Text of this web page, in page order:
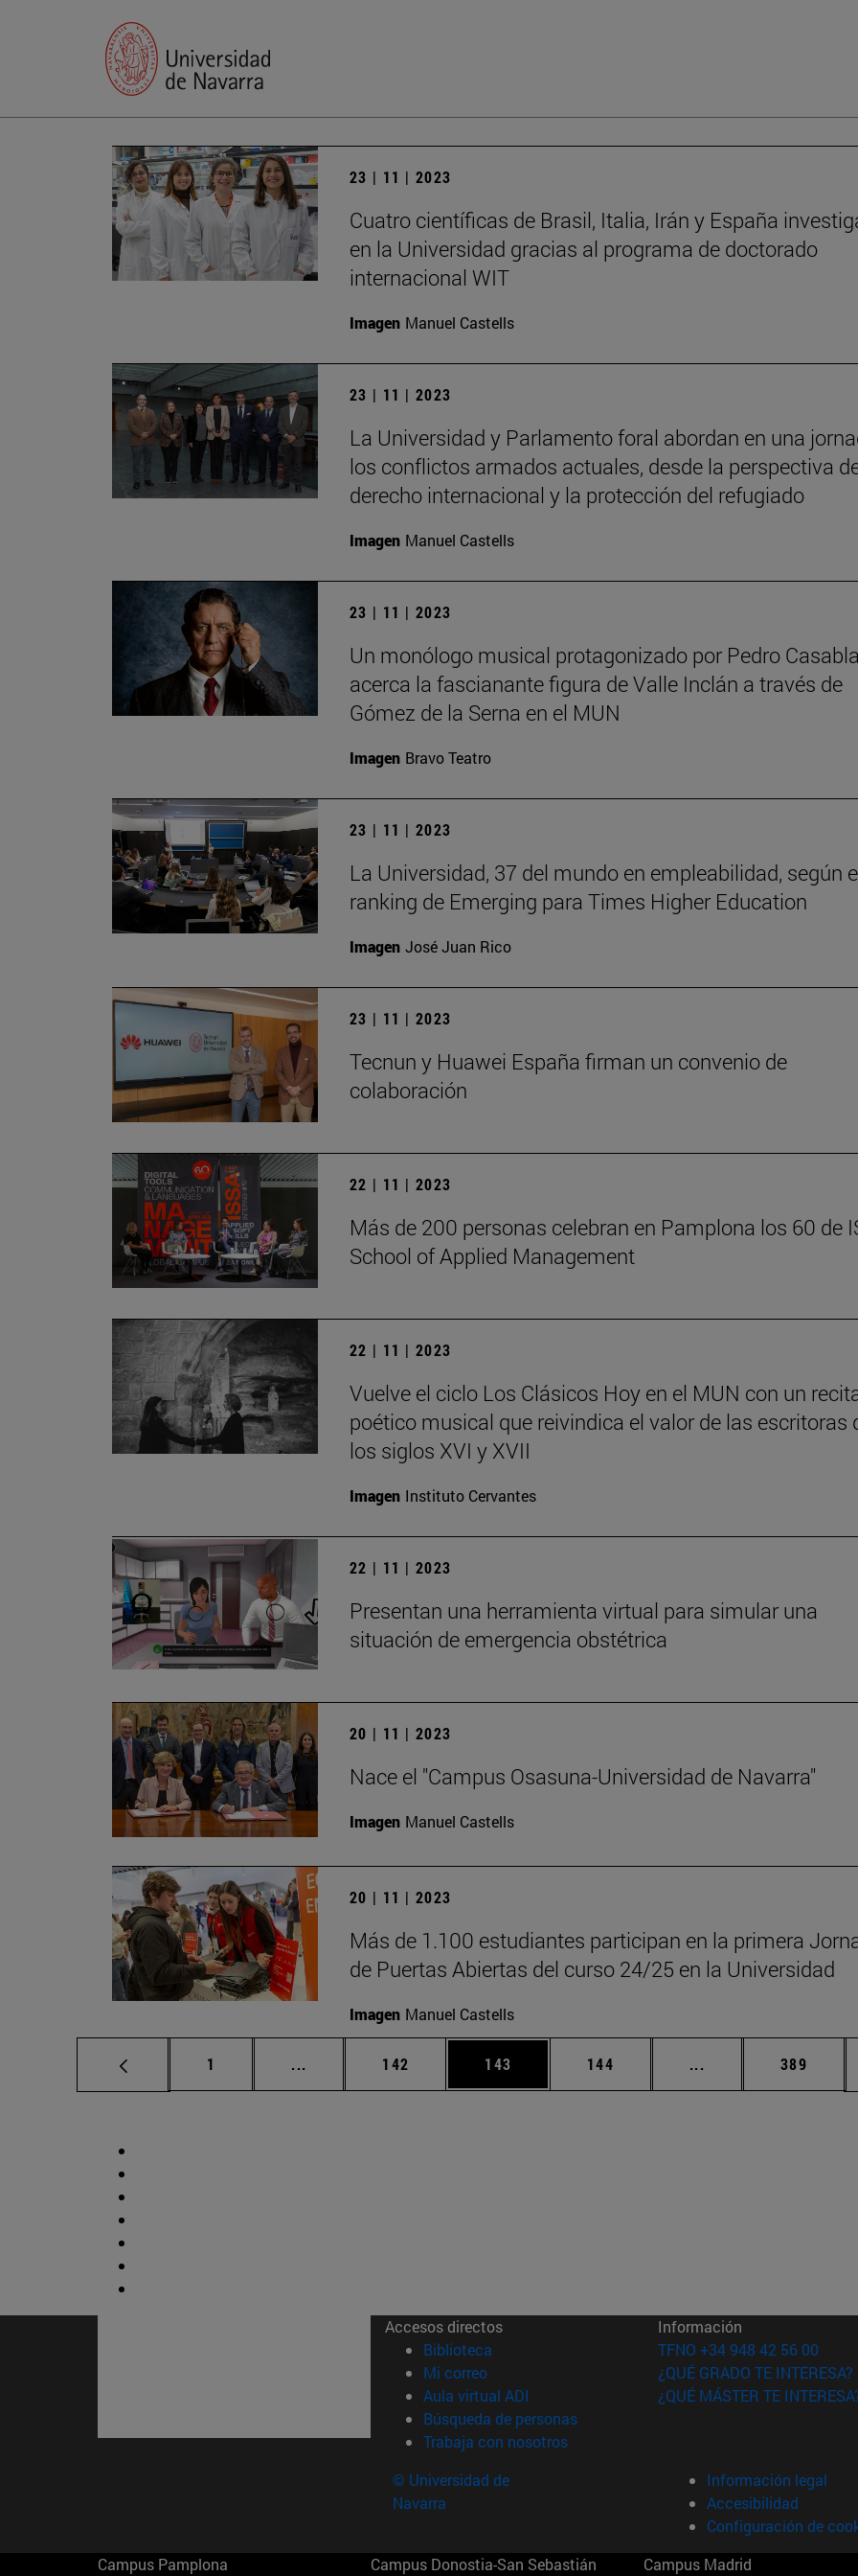
23 | 11 | 2023
Cuatro científicas de Brasil, Italia, Irán y España
en la Universidad gracias al programa de doctorado
internacional WIT
Imagen Manuel Castells
23 | 11 | 2023
La Universidad y Parlamento foral abordan en una
los conflictos armados actuales, desde la perspectiva
derecho internacional y la protección del refugiado
Imagen Manuel Castells
23 | 11 | 2023
Un monólogo musical protagonizado por Pedro
acerca la fascianante figura de Valle Inclán a través de
Gómez de la Serna en el MUN
Imagen Bravo Teatro
23 | 11 | 2023
La Universidad, 37 del mundo en empleabilidad, según
ranking de Emerging para Times Higher Education
Imagen José Juan Rico
23 | 11 | 2023
Tecnun y Huawei España firman un convenio de
colaboración
22 | 11 | 2023
Más de 200 personas celebran en Pamplona los 60 de
School of Applied Management
22 | 11 | 2023
Vuelve el ciclo Los Clásicos Hoy en el MUN con un
poético musical que reivindica el valor de las escritoras
los siglos XVI y XVII
Imagen Instituto Cervantes
22 | 11 | 2023
Presentan una herramienta virtual para simular una
situación de emergencia obstétrica
20 | 11 | 2023
Nace el "Campus Osasuna-Universidad de Navarra"
Imagen Manuel Castells
20 | 11 | 2023
Más de 1.100 estudiantes participan en la primera
de Puertas Abiertas del curso 24/25 en la Universidad
Imagen Manuel Castells
Página
1 ... Páginas intermedias Use TAB para desplazarse.
Página
142 Página
143 Página
144 ... Páginas Página
389
Accesos directos
Biblioteca (abre en nueva ventana)
Mi correo(abre en nueva ventana)
Aula virtual ADI (abre en nueva ventana)
Búsqueda de personas(abre en nueva ventana)
Trabaja con nosotros(abre en nueva ventana)
Información
TFNO +34 948 42 56 00
¿QUÉ GRADO TE INTERESA?
¿QUÉ MÁSTER TE
© Universidad de
Navarra
Información legal
Accesibilidad
Configuración de
Campus Pamplona
Campus Donostia-San Sebastián Campus Madrid